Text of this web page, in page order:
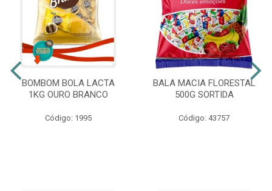
BOMBOM BOLA LACTA
1KG OURO BRANCO
Código: 1995
BALA MACIA FLORESTAL
500G SORTIDA
Código: 43757